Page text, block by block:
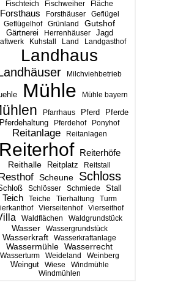
Fischteich
Fischweiher Fläche
Forsthaus Forsthäuser
Geflügel
Geflügelhof
Grünland
Gutshof
Gärtnerei
Herrenhäuser Jagd
Kuhstall Land Landgasthof
Landhaus
Milchviehbetrieb
Mühle Mühle bayern
Pfarrhaus Pferd Pferde
Pferdehaltung Pferdehof Ponyhof
Reitanlage Reitanlagen
Reiterhof Reiterhöfe
Reithalle Reitplatz Reitstall
Scheune Schloss
Schlösser Schmiede Stall
Teich Teiche Tierhaltung
Turm
Vierseitenhof Vierseithof
Waldflächen Waldgrundstück
Wasser Wassergrundstück
Wasserkraft Wasserkraftanlage
Wassermühle Wasserrecht
Wasserturm Weideland Weinberg
Weingut Wiese
Windmühle
Windmühlen